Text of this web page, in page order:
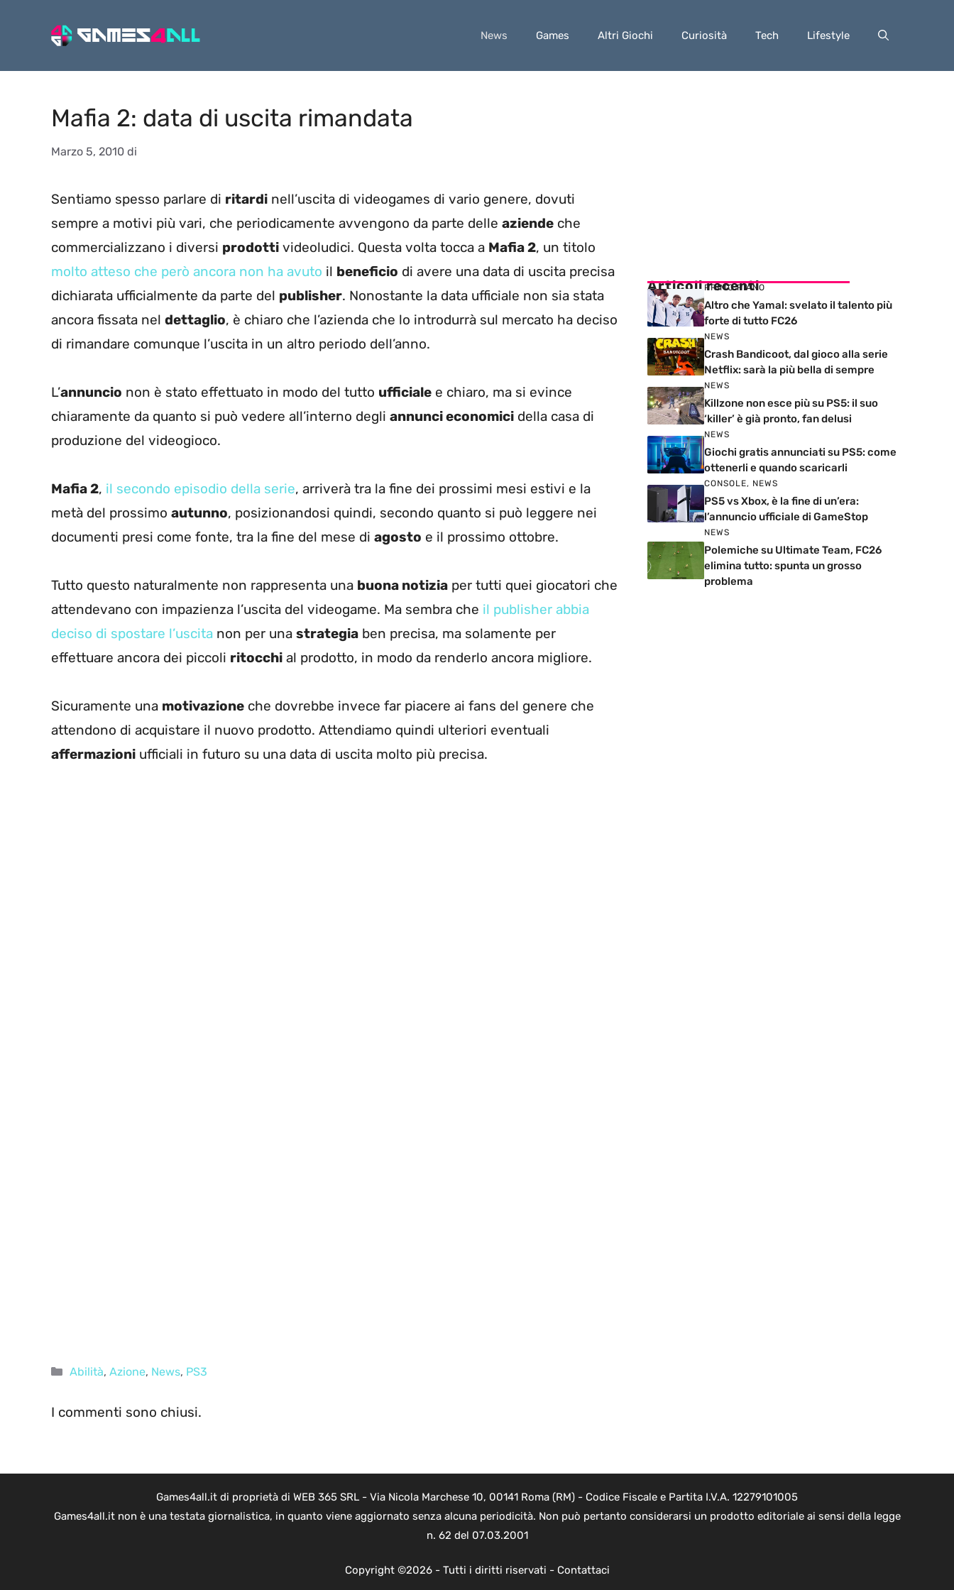
News Games Altri Giochi Curiosità Tech Lifestyle
Mafia 2: data di uscita rimandata
Marzo 5, 2010 di
Sentiamo spesso parlare di ritardi nell’uscita di videogames di vario genere, dovuti
sempre a motivi più vari, che periodicamente avvengono da parte delle aziende che
commercializzano i diversi prodotti videoludici. Questa volta tocca a Mafia 2, un titolo
molto atteso che però ancora non ha avuto il beneficio di avere una data di uscita precisa
dichiarata ufficialmente da parte del publisher. Nonostante la data ufficiale non sia stata
ancora fissata nel dettaglio, è chiaro che l’azienda che lo introdurrà sul mercato ha deciso
di rimandare comunque l’uscita in un altro periodo dell’anno.
L’annuncio non è stato effettuato in modo del tutto ufficiale e chiaro, ma si evince
chiaramente da quanto si può vedere all’interno degli annunci economici della casa di
produzione del videogioco.
Mafia 2, il secondo episodio della serie, arriverà tra la fine dei prossimi mesi estivi e la
metà del prossimo autunno, posizionandosi quindi, secondo quanto si può leggere nei
documenti presi come fonte, tra la fine del mese di agosto e il prossimo ottobre.
Tutto questo naturalmente non rappresenta una buona notizia per tutti quei giocatori che
attendevano con impazienza l’uscita del videogame. Ma sembra che il publisher abbia
deciso di spostare l’uscita non per una strategia ben precisa, ma solamente per
effettuare ancora dei piccoli ritocchi al prodotto, in modo da renderlo ancora migliore.
Sicuramente una motivazione che dovrebbe invece far piacere ai fans del genere che
attendono di acquistare il nuovo prodotto. Attendiamo quindi ulteriori eventuali
affermazioni ufficiali in futuro su una data di uscita molto più precisa.
Categorie
Abilità, Azione, News, PS3
I commenti sono chiusi.
Articoli recenti
PRIMO PIANO
Altro che Yamal: svelato il talento più
forte di tutto FC26
NEWS
Crash Bandicoot, dal gioco alla serie
Netflix: sarà la più bella di sempre
NEWS
Killzone non esce più su PS5: il suo
‘killer’ è già pronto, fan delusi
NEWS
Giochi gratis annunciati su PS5: come
ottenerli e quando scaricarli
CONSOLE, NEWS
PS5 vs Xbox, è la fine di un’era:
l’annuncio ufficiale di GameStop
NEWS
Polemiche su Ultimate Team, FC26
elimina tutto: spunta un grosso
problema
Games4all.it di proprietà di WEB 365 SRL - Via Nicola Marchese 10, 00141 Roma (RM) - Codice Fiscale e Partita I.V.A. 12279101005
Games4all.it non è una testata giornalistica, in quanto viene aggiornato senza alcuna periodicità. Non può pertanto considerarsi un prodotto editoriale ai sensi della legge
n. 62 del 07.03.2001
Copyright ©2026 - Tutti i diritti riservati - Contattaci